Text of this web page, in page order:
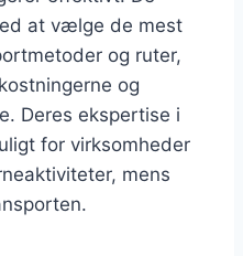
at vælge de mest
og ruter,
og
Deres ekspertise i
for virksomheder
mens